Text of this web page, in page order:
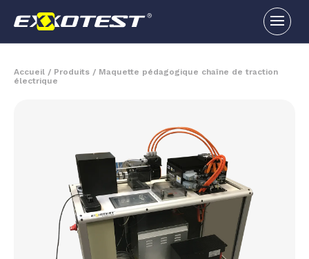
Accueil / Produits / Maquette pédagogique chaîne de traction
électrique